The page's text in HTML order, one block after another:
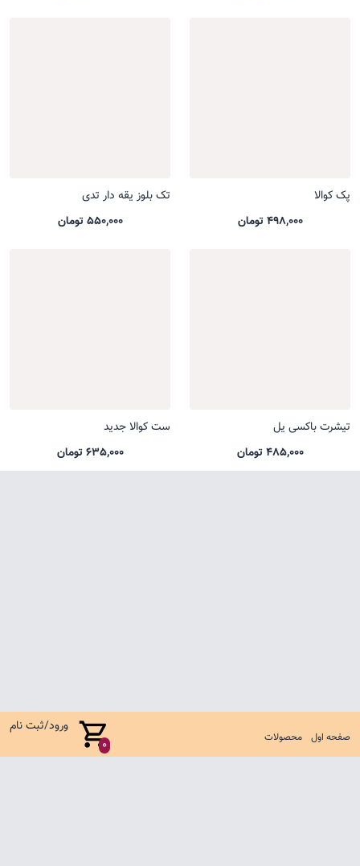
صفحه اول محصولات 0
ورود/ثبت نام
پک کوالا
498,000 تومان
تک بلوز یقه دار تدی
550,000 تومان
تیشرت باکسی یل
485,000 تومان
ست کوالا جدید
635,000 تومان